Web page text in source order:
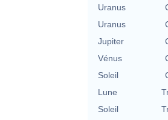
Uranus
Uranus
Jupiter
Vénus
Soleil
Lune
Soleil